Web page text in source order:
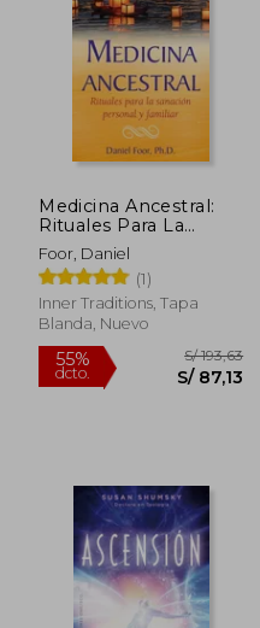
55%
dcto. S/ 83,75
Medicina Ancestral:
Rituales Para La
Sanación Personal Y
Familiar
Foor, Daniel
(1)
Inner Traditions, Tapa
Blanda, Nuevo